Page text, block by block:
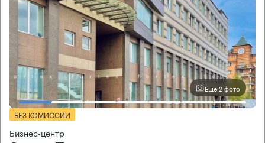
Еще 2 фото
БЕЗ КОМИССИИ
Бизнес-центр